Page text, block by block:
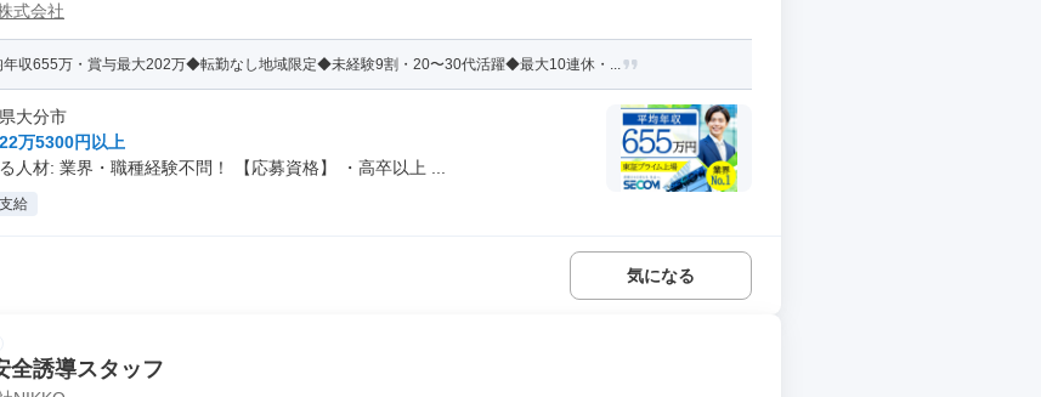
式会社
年収655万・賞与最大202万◆転勤なし地域限定◆未経験9割・20〜30代活躍◆最大10連休・...
大分市
万5300円以上
人材: 業界・職種経験不問！ 【応募資格】 ・高卒以上 ...
給
気になる
全誘導スタッフ